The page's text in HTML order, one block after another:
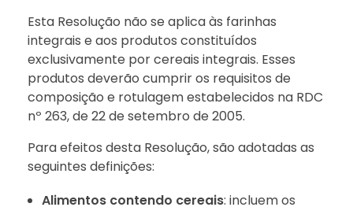
Esta Resolução não se aplica às farinhas
integrais e aos produtos constituídos
exclusivamente por cereais integrais. Esses
produtos deverão cumprir os requisitos de
composição e rotulagem estabelecidos na RDC
nº 263, de 22 de setembro de 2005.
Para efeitos desta Resolução, são adotadas as
seguintes definições:
Alimentos contendo cereais: incluem os